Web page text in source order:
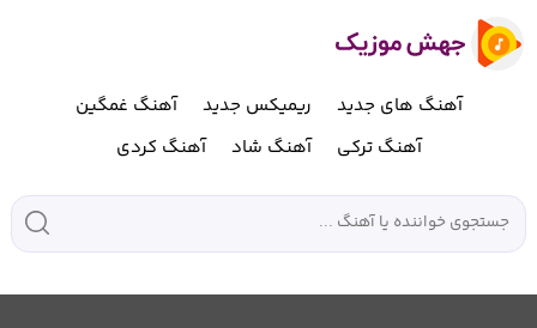
آهنگ های جدید ریمیکس جدید
آهنگ غمگین
آهنگ ترکی
آهنگ شاد آهنگ کردی